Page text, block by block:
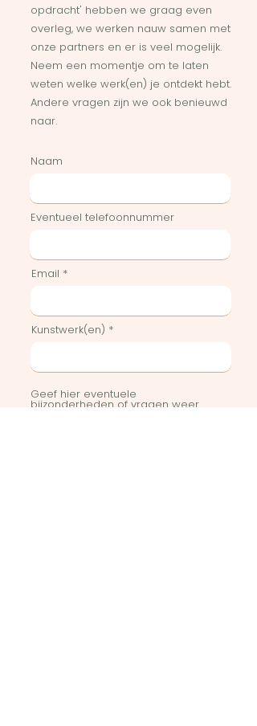
opdracht' hebben we graag even
overleg, we werken nauw samen met
onze partners en er is veel mogelijk.
Neem een momentje om te laten
weten welke werk(en) je ontdekt hebt.
Andere vragen zijn we ook benieuwd
naar.
Naam
Eventueel telefoonnummer
Email
Kunstwerk(en)
Geef hier eventuele
bijzonderheden of vragen weer